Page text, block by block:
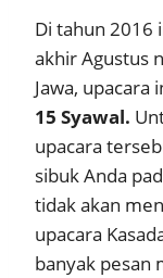
Di tahun 2016
akhir Agustus
Jawa, upacara
15 Syawal.
upacara
sibuk Anda
tidak akan
upacara
banyak pesan